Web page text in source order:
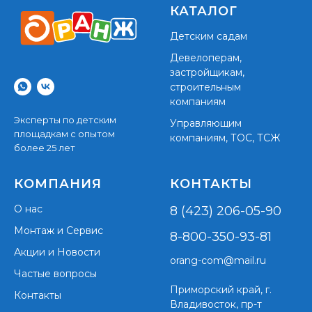
Эксперты по детским
площадкам с опытом
более 25 лет
КАТАЛОГ
Детским садам
Девелоперам,
застройщикам,
строительным
компаниям
Управляющим
компаниям, ТОС, ТСЖ
КОМПАНИЯ
О нас
Монтаж и Сервис
Акции и Новости
Частые вопросы
Контакты
КОНТАКТЫ
8 (423) 206-05-90
8-800-350-93-81
orang-com@mail.ru
Приморский край, г.
Владивосток, пр-т